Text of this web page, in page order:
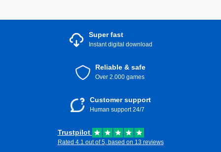
Super fast
Instant digital download
Reliable & safe
Over 2.000 games
Customer support
Human support 24/7
Trustpilot
Rated 4.1 out of 5, based on 13 reviews